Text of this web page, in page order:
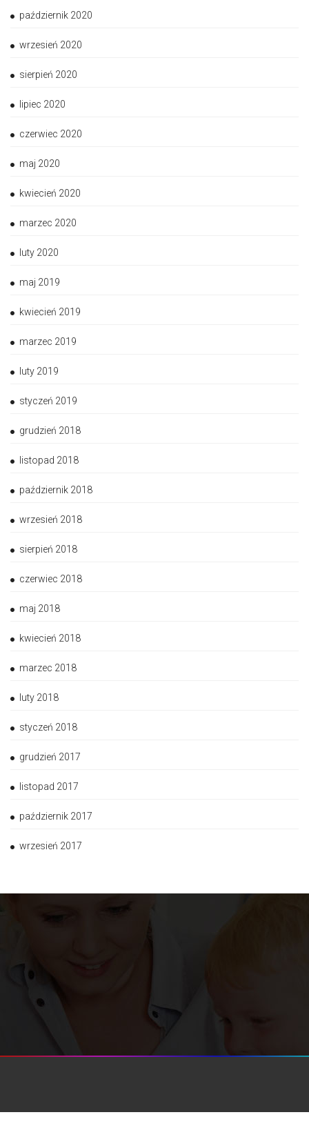
październik 2020
wrzesień 2020
sierpień 2020
lipiec 2020
czerwiec 2020
maj 2020
kwiecień 2020
marzec 2020
luty 2020
maj 2019
kwiecień 2019
marzec 2019
luty 2019
styczeń 2019
grudzień 2018
listopad 2018
październik 2018
wrzesień 2018
sierpień 2018
czerwiec 2018
maj 2018
kwiecień 2018
marzec 2018
luty 2018
styczeń 2018
grudzień 2017
listopad 2017
październik 2017
wrzesień 2017